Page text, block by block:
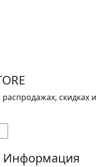
скидках и
Информация